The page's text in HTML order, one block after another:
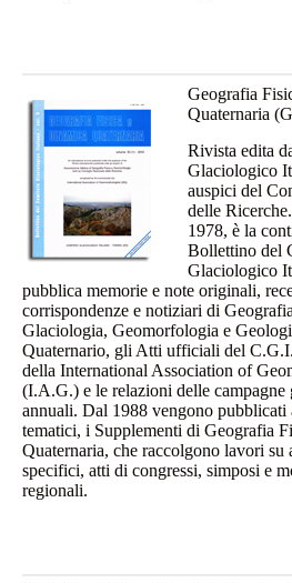
Geografia
Quaternaria
Rivista edita
Glaciologico
auspici del
delle
1978, è la
Bollettino del
Glaciologico
pubblica memorie e note originali,
corrispondenze e notiziari di
Glaciologia, Geomorfologia e
Quaternario, gli Atti ufficiali del
della International Association of
(I.A.G.) e le relazioni delle campagne
annuali. Dal 1988 vengono pubblicati
tematici, i Supplementi di Geografia
Quaternaria, che raccolgono lavori su
specifici, atti di congressi, simposi e
regionali.